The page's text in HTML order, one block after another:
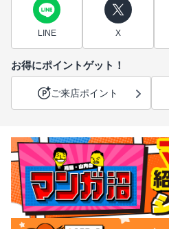
LINE X
お得にポイントゲット！
ご来店ポイント